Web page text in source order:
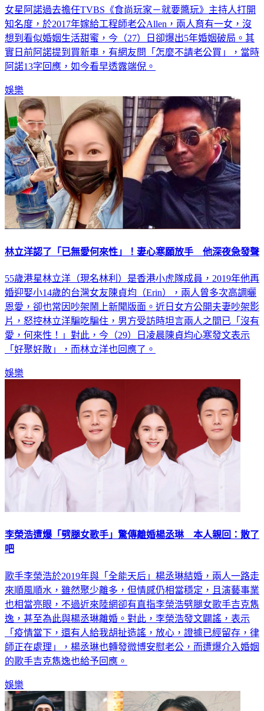
女星阿諾過去擔任TVBS《食尚玩家－就要醬玩》主持人打開
知名度，於2017年嫁給工程師老公Allen，兩人育有一女，沒
想到看似婚姻生活甜蜜，今（27）日卻爆出5年婚姻破局。其
實日前阿諾提到買新車，有網友問「怎麼不請老公買」，當時
阿諾13字回應，如今看早透露端倪。
娛樂
林立洋認了「已無愛何來性」！妻心寒願放手 他深夜急發聲
55歲港星林立洋（現名林利）是香港小虎隊成員，2019年他再
婚迎娶小14歲的台灣女友陳貞均（Erin），兩人曾多次高調曬
恩愛，卻也常因吵架鬧上新聞版面。近日女方公開夫妻吵架影
片，怒控林立洋騙吃騙住，男方受訪時坦言兩人之間已「沒有
愛，何來性！」對此，今（29）日凌晨陳貞均心寒發文表示
「好聚好散」，而林立洋也回應了。
娛樂
李榮浩遭爆「劈腿女歌手」驚傳離婚楊丞琳 本人親回：散了
吧
歌手李榮浩於2019年與「全能天后」楊丞琳結婚，兩人一路走
來順風順水，雖然聚少離多，但情感仍相當穩定，且演藝事業
也相當亮眼，不過近來陸網卻有直指李榮浩劈腿女歌手吉克雋
逸，甚至為此與楊丞琳離婚。對此，李榮浩發文闢謠，表示
「疫情當下，還有人給我胡扯造謠，放心，證據已經留存，律
師正在處理」，楊丞琳也轉發微博安慰老公，而遭爆介入婚姻
的歌手吉克雋逸也給予回應。
娛樂